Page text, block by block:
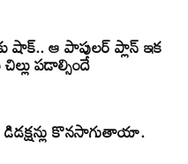
షాక్.. ఆ పాపులర్ ప్లాన్ ఇక
పడాల్సిందే
డిడక్షన్లు కొనసాగుతాయా.